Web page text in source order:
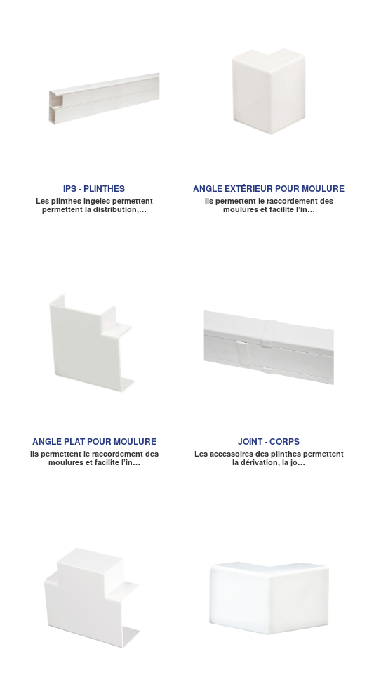
IPS - PLINTHES
Les plinthes Ingelec permettent
permettent la distribution,…
ANGLE EXTÉRIEUR POUR MOULURE
Ils permettent le raccordement des
moulures et facilite l’in…
ANGLE PLAT POUR MOULURE
Ils permettent le raccordement des
moulures et facilite l’in…
JOINT - CORPS
Les accessoires des plinthes permettent
la dérivation, la jo…